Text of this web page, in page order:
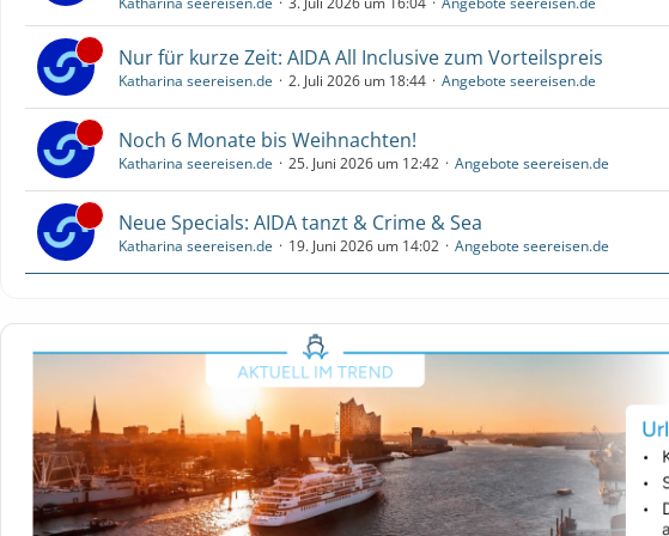
Nur für kurze Zeit: AIDA All Inclusive zum Vorteilspreis
Katharina seereisen.de 2. Juli 2026 um 18:44 Angebote seereisen.de
Noch 6 Monate bis Weihnachten!
Katharina seereisen.de 25. Juni 2026 um 12:42 Angebote seereisen.de
Neue Specials: AIDA tanzt & Crime & Sea
Katharina seereisen.de 19. Juni 2026 um 14:02 Angebote seereisen.de